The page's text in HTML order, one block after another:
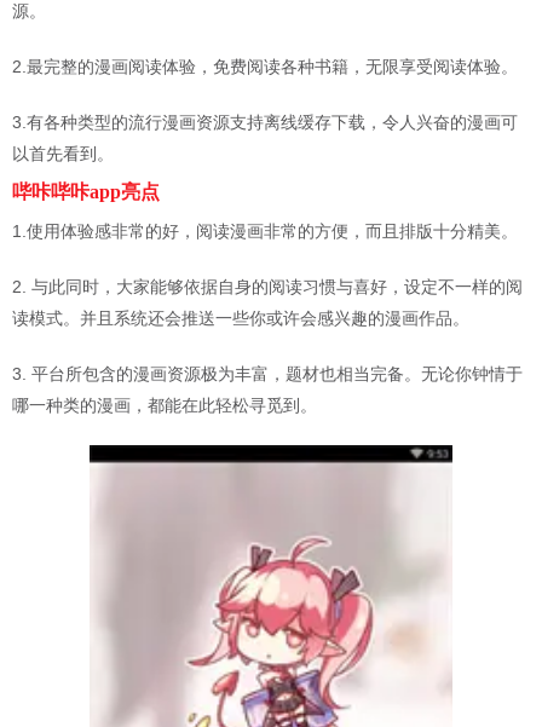
源。
2.最完整的漫画阅读体验，免费阅读各种书籍，无限享受阅读体验。
3.有各种类型的流行漫画资源支持离线缓存下载，令人兴奋的漫画可
以首先看到。
哔咔哔咔app亮点
1.使用体验感非常的好，阅读漫画非常的方便，而且排版十分精美。
2. 与此同时，大家能够依据自身的阅读习惯与喜好，设定不一样的阅
读模式。并且系统还会推送一些你或许会感兴趣的漫画作品。
3. 平台所包含的漫画资源极为丰富，题材也相当完备。无论你钟情于
哪一种类的漫画，都能在此轻松寻觅到。